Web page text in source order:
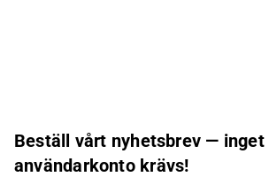
Beställ vårt nyhetsbrev — inget
användarkonto krävs!